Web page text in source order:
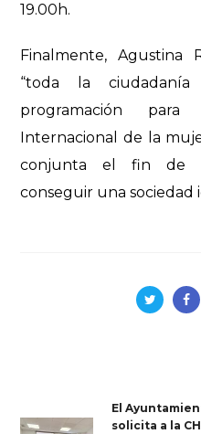
19.00h.
Finalmente, Agustina
“toda la
programación
Internacional de la
conjunta el fin de
conseguir una sociedad
El
solicita a la